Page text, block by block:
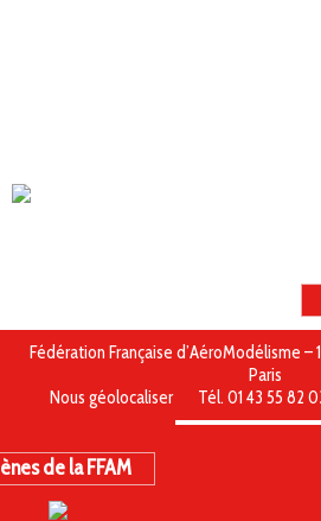
Fédération Française d’AéroModélisme –
Paris
Nous géolocaliser
Tél. 01 43 55
de la FFAM